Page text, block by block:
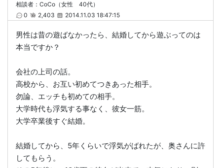
相談者：CoCo（女性 40代）
0
2,403 2014.11.03 18:47:15
男性は昔の遊ばなかったら、結婚してから遊ぶってのは
本当ですか？
会社の上司の話。
高校から、お互い初めてつきあった相手。
勿論、エッチも初めての相手。
大学時代も浮気する事なく、彼女一筋。
大学卒業後すぐ結婚。
結婚してから、5年くらいで浮気がばれたが、奥さんに許
してもらう。